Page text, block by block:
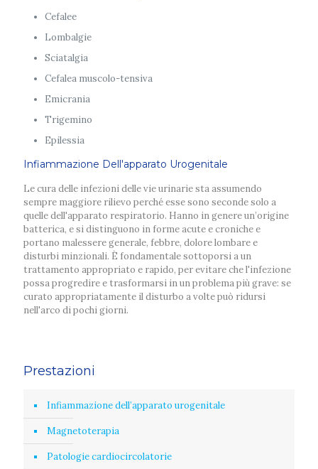
Cefalee
Lombalgie
Sciatalgia
Cefalea muscolo-tensiva
Emicrania
Trigemino
Epilessia
Infiammazione Dell'apparato Urogenitale
Le cura delle infezioni delle vie urinarie sta assumendo
sempre maggiore rilievo perché esse sono seconde solo a
quelle dell'apparato respiratorio. Hanno in genere un’origine
batterica, e si distinguono in forme acute e croniche e
portano malessere generale, febbre, dolore lombare e
disturbi minzionali. È fondamentale sottoporsi a un
trattamento appropriato e rapido, per evitare che l'infezione
possa progredire e trasformarsi in un problema più grave: se
curato appropriatamente il disturbo a volte può ridursi
nell'arco di pochi giorni.
Prestazioni
Infiammazione dell’apparato urogenitale
Magnetoterapia
Patologie cardiocircolatorie